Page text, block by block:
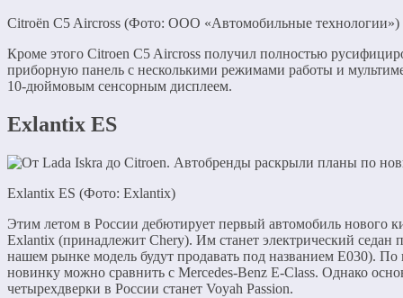
Citroën C5 Aircross (Фото: ООО «Автомобильные технологии»)
Кроме этого Citroen C5 Aircross получил полностью
приборную панель с несколькими режимами работы и
10-дюймовым сенсорным дисплеем.
Exlantix ES
Exlantix ES (Фото: Exlantix)
Этим летом в России дебютирует первый автомобиль нового
Exlantix (принадлежит Chery). Им станет электрический седан
нашем рынке модель будут продавать под названием E030). По
новинку можно сравнить с Mercedes-Benz E-Class. Однако
четырехдверки в России станет Voyah Passion.